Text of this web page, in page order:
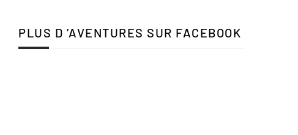
PLUS D ’AVENTURES SUR FACEBOOK